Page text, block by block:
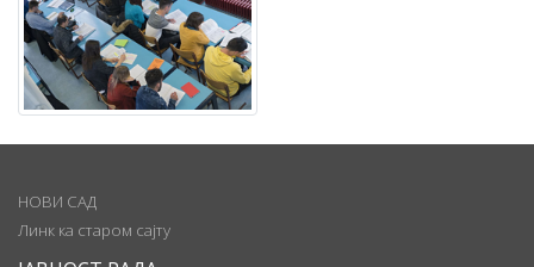
НОВИ САД
Линк ка старом сајту